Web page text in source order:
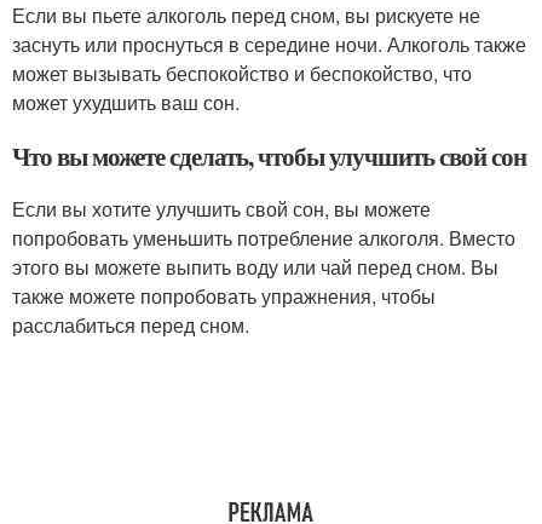
Если вы пьете алкоголь перед сном, вы рискуете не
заснуть или проснуться в середине ночи. Алкоголь также
может вызывать беспокойство и беспокойство, что
может ухудшить ваш сон.
Что вы можете сделать, чтобы улучшить свой сон
Если вы хотите улучшить свой сон, вы можете
попробовать уменьшить потребление алкоголя. Вместо
этого вы можете выпить воду или чай перед сном. Вы
также можете попробовать упражнения, чтобы
расслабиться перед сном.